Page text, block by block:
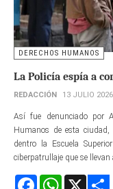
DERECHOS HUMANOS
La Policía espía a
REDACCIÓN 13 JULIO 2026
Así fue denunciado por
Humanos de esta
dentro la Escuela
ciberpatrullaje que se
FacebookWhatsApp